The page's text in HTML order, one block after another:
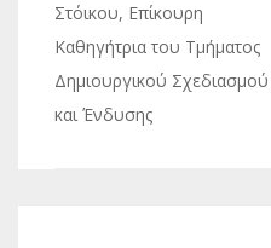
Στόικου, Επίκουρη
Καθηγήτρια του Τμήματος
Δημιουργικού Σχεδιασμού
και Ένδυσης